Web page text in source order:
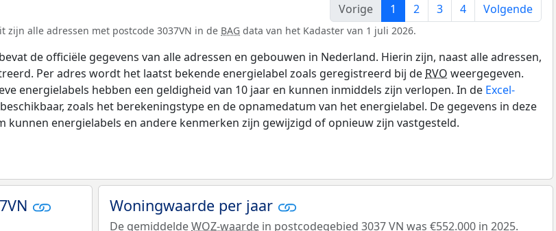
Vorige
1 2 3 4 Volgende
zijn alle adressen met postcode 3037VN in de BAG data van het Kadaster van 1 juli 2026.
de officiële gegevens van alle adressen en gebouwen in Nederland. Hierin zijn, naast alle adressen,
Per adres wordt het laatst bekende energielabel zoals geregistreerd bij de RVO weergegeven.
energielabels hebben een geldigheid van 10 jaar en kunnen inmiddels zijn verlopen. In de Excel-
zoals het berekeningstype en de opnamedatum van het energielabel. De gegevens in deze
kunnen energielabels en andere kenmerken zijn gewijzigd of opnieuw zijn vastgesteld.
Woningwaarde per jaar
De gemiddeldeWOZ-waarde in postcodegebied 3037 VN was €552.000 in 2025.